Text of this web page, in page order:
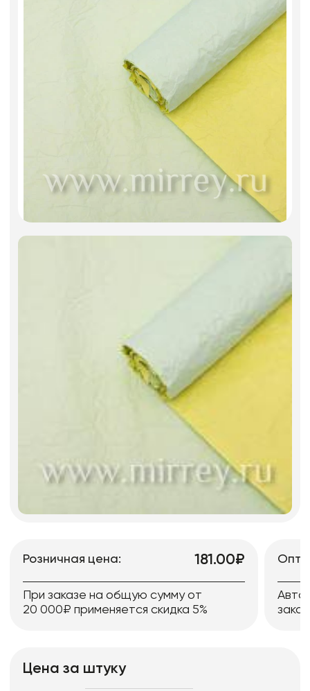
Розничная цена: 181.00₽
При заказе на общую сумму от
20 000₽ применяется скидка 5%
Цена за штуку